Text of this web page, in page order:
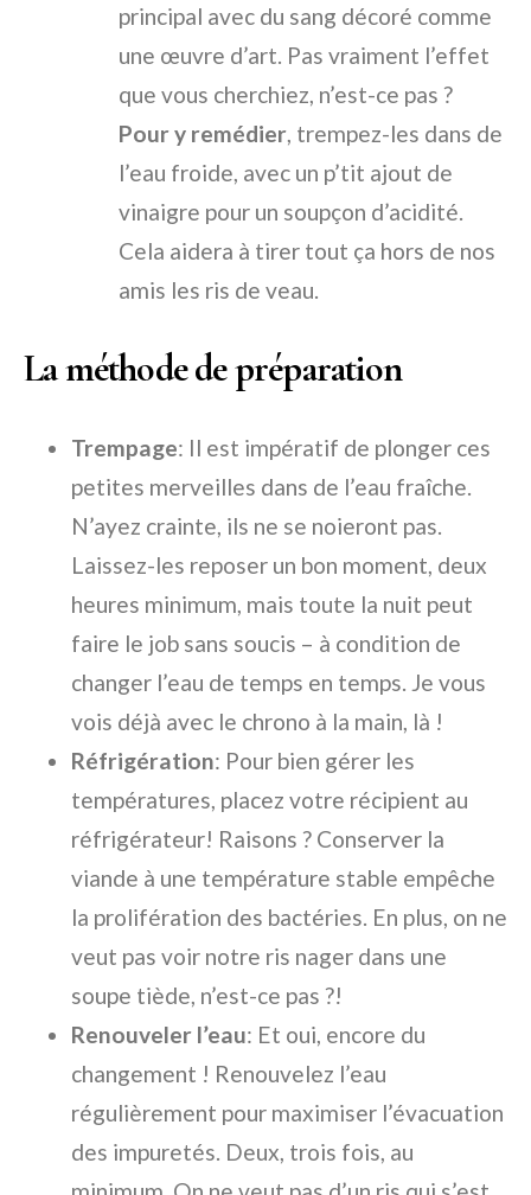
principal avec du sang décoré comme
une œuvre d’art. Pas vraiment l’effet
que vous cherchiez, n’est-ce pas ?
Pour y remédier , trempez-les dans de
l’eau froide, avec un p’tit ajout de
vinaigre pour un soupçon d’acidité.
Cela aidera à tirer tout ça hors de nos
amis les ris de veau.
La méthode de préparation
Trempage: Il est impératif de plonger ces
petites merveilles dans de l’eau fraîche.
N’ayez crainte, ils ne se noieront pas.
Laissez-les reposer un bon moment, deux
heures minimum, mais toute la nuit peut
faire le job sans soucis – à condition de
changer l’eau de temps en temps. Je vous
vois déjà avec le chrono à la main, là !
Réfrigération: Pour bien gérer les
températures, placez votre récipient au
réfrigérateur! Raisons ? Conserver la
viande à une température stable empêche
la prolifération des bactéries. En plus, on ne
veut pas voir notre ris nager dans une
soupe tiède, n’est-ce pas ?!
Renouveler l’eau: Et oui, encore du
changement ! Renouvelez l’eau
régulièrement pour maximiser l’évacuation
des impuretés. Deux, trois fois, au